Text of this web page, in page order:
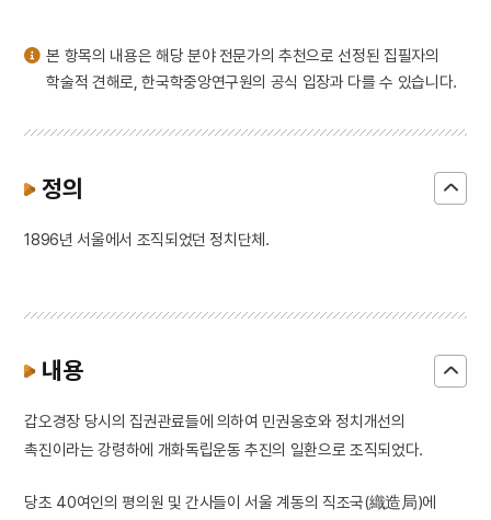
5 김홍도
7
방한준
10 해태
본 항목의 내용은 해당 분야 전문가의 추천으로 선정된 집필자의
학술적 견해로, 한국학중앙연구원의 공식 입장과 다를 수 있습니다.
정의
1896년 서울에서 조직되었던 정치단체.
내용
갑오경장 당시의 집권관료들에 의하여 민권옹호와 정치개선의
촉진이라는 강령하에 개화독립운동 추진의 일환으로 조직되었다.
당초 40여인의 평의원 및 간사들이 서울 계동의 직조국(織造局)에